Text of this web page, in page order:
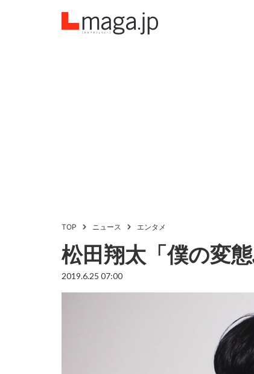
TOP ニュース エンタメ
松田翔太「僕の変
2019.6.25 07:00